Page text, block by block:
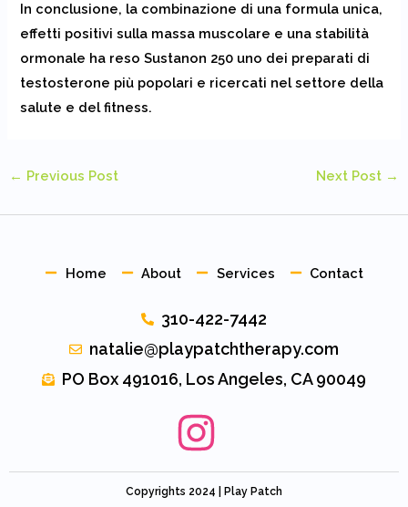
In conclusione, la combinazione di una formula unica,
effetti positivi sulla massa muscolare e una stabilità
ormonale ha reso Sustanon 250 uno dei preparati di
testosterone più popolari e ricercati nel settore della
salute e del fitness.
← Previous Post Next Post →
Home About Services Contact
310-422-7442
natalie@playpatchtherapy.com
PO Box 491016, Los Angeles, CA 90049
Copyrights 2024 | Play Patch